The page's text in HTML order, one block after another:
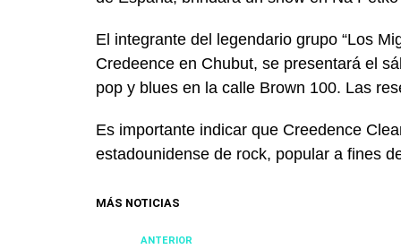
El integrante del legendario grupo “Los
Credeence en Chubut, se presentará el
pop y blues en la calle Brown 100. Las
Es importante indicar que Creedence
estadounidense de rock, popular a fines
MÁS NOTICIAS
ANTERIOR